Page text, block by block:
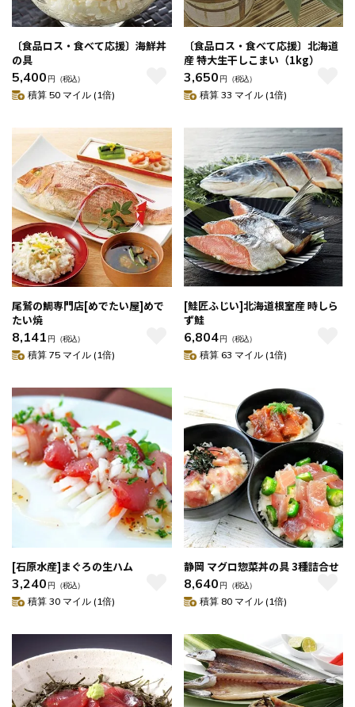
〔食品ロス・食べて応援〕海鮮丼
の具
5,400 円 （税込）
積算 50 マイル (1倍)
〔食品ロス・食べて応援〕北海道
産 特大生干しこまい（1kg）
3,650 円 （税込）
積算 33 マイル (1倍)
尾鷲の鯛専門店[めでたい屋]めで
たい焼
8,141 円 （税込）
積算 75 マイル (1倍)
[鮭匠ふじい]北海道根室産 時しら
ず鮭
6,804円 （税込）
積算 63 マイル (1倍)
[石原水産]まぐろの生ハム
3,240 円 （税込）
積算 30 マイル (1倍)
静岡 マグロ惣菜丼の具 3種詰合せ
8,640 円 （税込）
積算 80 マイル (1倍)